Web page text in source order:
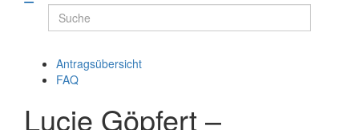
Antragsübersicht
FAQ
Lucie Göpfert –